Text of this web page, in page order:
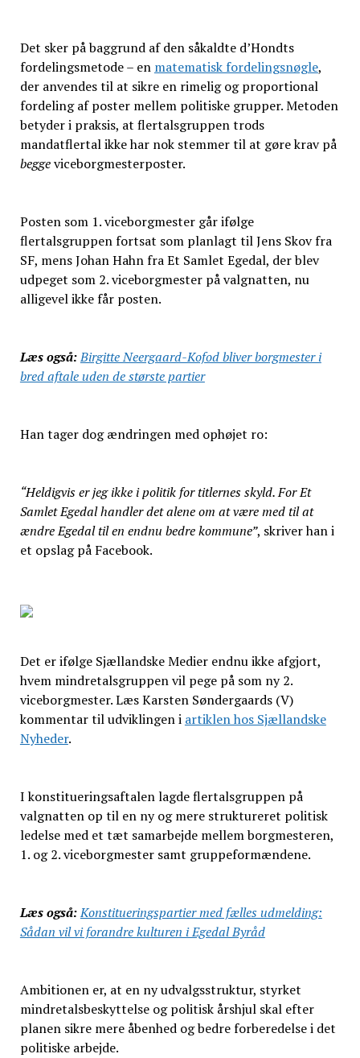
Det sker på baggrund af den såkaldte d’Hondts
fordelingsmetode – en matematisk fordelingsnøgle,
der anvendes til at sikre en rimelig og proportional
fordeling af poster mellem politiske grupper. Metoden
betyder i praksis, at flertalsgruppen trods
mandatflertal ikke har nok stemmer til at gøre krav på
beggeviceborgmesterposter.
Posten som 1. viceborgmester går ifølge
flertalsgruppen fortsat som planlagt til Jens Skov fra
SF, mens Johan Hahn fra Et Samlet Egedal, der blev
udpeget som 2. viceborgmester på valgnatten, nu
alligevel ikke får posten.
Læs også:Birgitte Neergaard-Kofod bliver borgmester i
bred aftale uden de største partier
Han tager dog ændringen med ophøjet ro:
“Heldigvis er jeg ikke i politik for titlernes skyld. For Et
Samlet Egedal handler det alene om at være med til at
ændre Egedal til en endnu bedre kommune”, skriver han i
et opslag på Facebook.
Det er ifølge Sjællandske Medier endnu ikke afgjort,
hvem mindretalsgruppen vil pege på som ny 2.
viceborgmester. Læs Karsten Søndergaards (V)
kommentar til udviklingen i artiklen hos Sjællandske
Nyheder.
I konstitueringsaftalen lagde flertalsgruppen på
valgnatten op til en ny og mere struktureret politisk
ledelse med et tæt samarbejde mellem borgmesteren,
1. og 2. viceborgmester samt gruppeformændene.
Læs også:Konstitueringspartier med fælles udmelding:
Sådan vil vi forandre kulturen i Egedal Byråd
Ambitionen er, at en ny udvalgsstruktur, styrket
mindretalsbeskyttelse og politisk årshjul skal efter
planen sikre mere åbenhed og bedre forberedelse i det
politiske arbejde.